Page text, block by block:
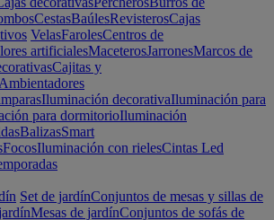
CestasBaúlesRevisterosCajas
VelasFarolesCentros de
artificialesMaceterosJarronesMarcos de
Cajitas y
Ambientadores
Iluminación decorativaIluminación para
para dormitorioIluminación
BalizasSmart
FocosIluminación con rielesCintas Led
Set de jardínConjuntos de mesas y sillas de
Mesas de jardínConjuntos de sofás de